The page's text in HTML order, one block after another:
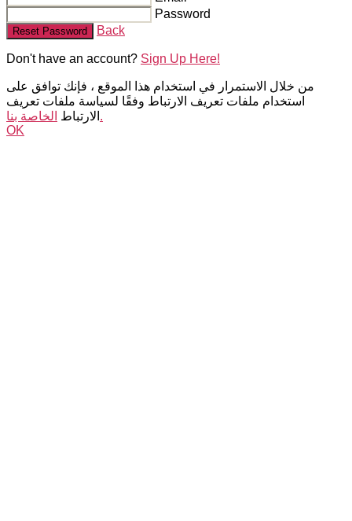
Password
Reset Password Back
Don't have an account? Sign Up Here!
من خلال الاستمرار في استخدام هذا الموقع ، فإنك توافق على
استخدام ملفات تعريف الارتباط وفقًا لسياسة ملفات تعريف
الارتباط الخاصة بنا.
OK